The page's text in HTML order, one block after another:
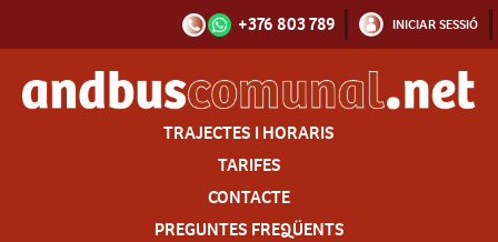
+376 803 789 INICIAR SESSIÓ
TRAJECTES I HORARIS
TARIFES
CONTACTE
PREGUNTES FREQÜENTS